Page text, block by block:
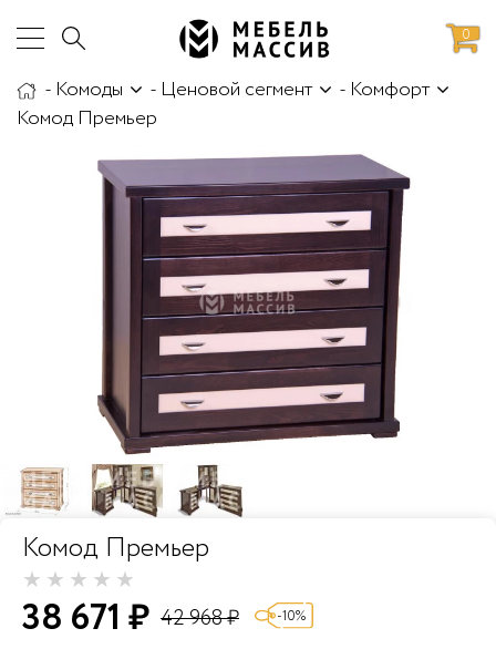
Доставка и сборка
0
- Комоды - Ценовой сегмент - Комфорт
Комод Премьер
Комод Премьер
38 671 ₽ 42 968 ₽ -10%